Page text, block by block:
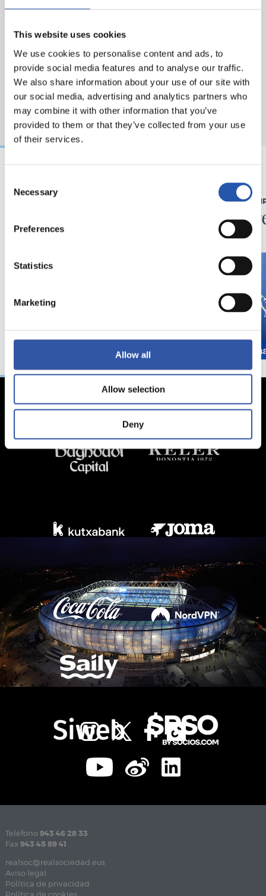
This website uses cookies
We use cookies to personalise content and ads, to
provide social media features and to analyse our traffic.
We also share information about your use of our site with
our social media, advertising and analytics partners who
may combine it with other information that you’ve
provided to them or that they’ve collected from your use
of their services.
Selection
Necessary
Preferences
Statistics
Marketing
Allow all
Allow selection
Deny
nivel
08/08/2026
PRIMER
En
Teléfono 943 46 28 33
Fax 943 45 89 41
realsoc@realsociedad.eus
Aviso legal
Política de privacidad